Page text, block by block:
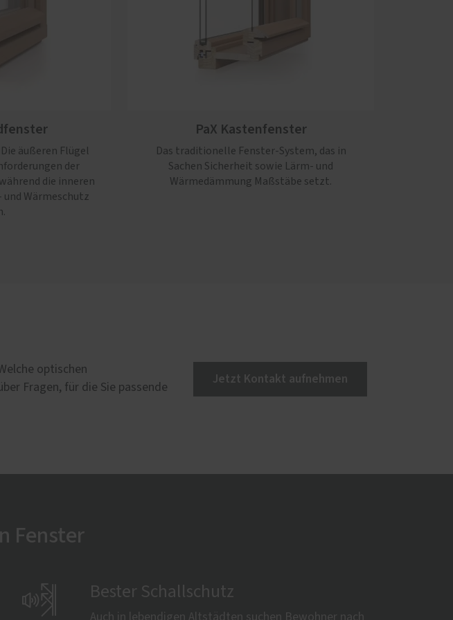
äußeren Flügel
der
die inneren
und Wärmeschutz
PaX Kastenfenster
Das traditionelle Fenster-System, das in
Sachen Sicherheit sowie Lärm- und
Wärmedämmung Maßstäbe setzt.
optischen
Fragen, für die Sie passende
Jetzt Kontakt aufnehmen
Fenster
 Bester Schallschutz
Auch in lebendigen Altstädten suchen Bewohner nach